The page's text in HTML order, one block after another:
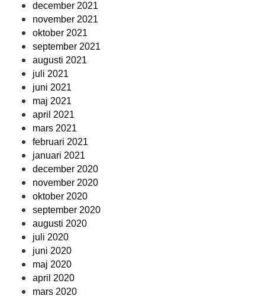
december 2021
november 2021
oktober 2021
september 2021
augusti 2021
juli 2021
juni 2021
maj 2021
april 2021
mars 2021
februari 2021
januari 2021
december 2020
november 2020
oktober 2020
september 2020
augusti 2020
juli 2020
juni 2020
maj 2020
april 2020
mars 2020